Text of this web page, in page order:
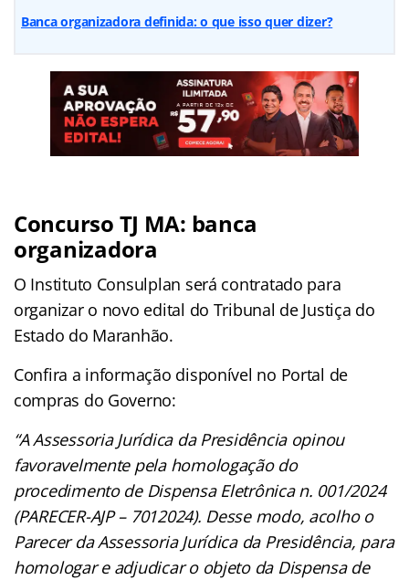
Banca organizadora definida: o que isso quer dizer?
Concurso TJ MA: banca
organizadora
O Instituto Consulplan será contratado para
organizar o novo edital do Tribunal de Justiça do
Estado do Maranhão.
Confira a informação disponível no Portal de
compras do Governo:
“A Assessoria Jurídica da Presidência opinou
favoravelmente pela homologação do
procedimento de Dispensa Eletrônica n. 001/2024
(PARECER-AJP – 7012024). Desse modo, acolho o
Parecer da Assessoria Jurídica da Presidência, para
homologar e adjudicar o objeto da Dispensa de